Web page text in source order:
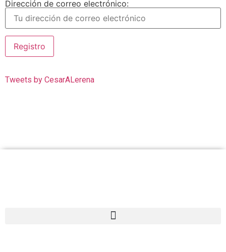
Dirección de correo electrónico:
Tweets by CesarALerena